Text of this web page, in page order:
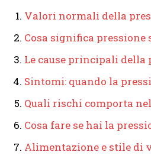
Valori normali della
Cosa significa
Le cause principali della
Sintomi: quando la
Quali rischi comporta
Cosa fare se hai la
Alimentazione e stile di